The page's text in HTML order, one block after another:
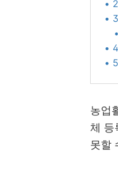
•
•
•
•
농업
체 등
못할